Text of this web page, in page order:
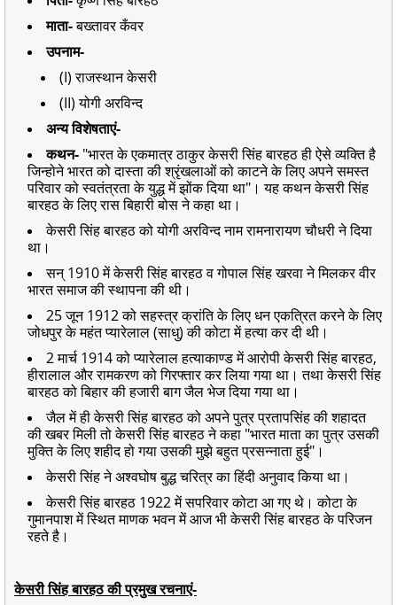
माता-बख्तावर कँवर
उपनाम-
(I) राजस्थान केसरी
(II) योगी अरविन्द
अन्य विशेषताएं-
कथन- "भारत के एकमात्र ठाकुर केसरी सिंह बारहठ ही ऐसे व्यक्ति है
जिन्होने भारत को दास्ता की श्रृंखलाओं को काटने के लिए अपने समस्त
परिवार को स्वतंत्रता के युद्ध में झोंक दिया था"। यह कथन केसरी सिंह
बारहठ के लिए रास बिहारी बोस ने कहा था।
केसरी सिंह बारहठ को योगी अरविन्द नाम रामनारायण चौधरी ने दिया
था।
सन् 1910 में केसरी सिंह बारहठ व गोपाल सिंह खरवा ने मिलकर वीर
भारत समाज की स्थापना की थी।
25 जून 1912 को सहस्त्र क्रांति के लिए धन एकत्रित करने के लिए
जोधपुर के महंत प्यारेलाल (साधु) की कोटा में हत्या कर दी थी।
2 मार्च 1914 को प्यारेलाल हत्याकाण्ड में आरोपी केसरी सिंह बारहठ,
हीरालाल और रामकरण को गिरफ्तार कर लिया गया था। तथा केसरी सिंह
बारहठ को बिहार की हजारी बाग जैल भेज दिया गया था।
जैल में ही केसरी सिंह बारहठ को अपने पुत्र प्रतापसिंह की शहादत
की खबर मिली तो केसरी सिंह बारहठ ने कहा "भारत माता का पुत्र उसकी
मुक्ति के लिए शहीद हो गया उसकी मुझे बहुत प्रसन्नाता हुई"।
केसरी सिंह ने अश्वघोष बुद्ध चरित्र का हिंदी अनुवाद किया था।
केसरी सिंह बारहठ 1922 में सपरिवार कोटा आ गए थे। कोटा के
गुमानपाश में स्थित माणक भवन में आज भी केसरी सिंह बारहठ के परिजन
रहते है।
केसरी सिंह बारहठ की प्रमुख रचनाएं-